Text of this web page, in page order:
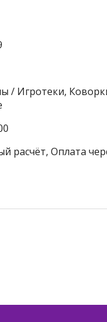
/ Игротеки,
расчёт, Оплата